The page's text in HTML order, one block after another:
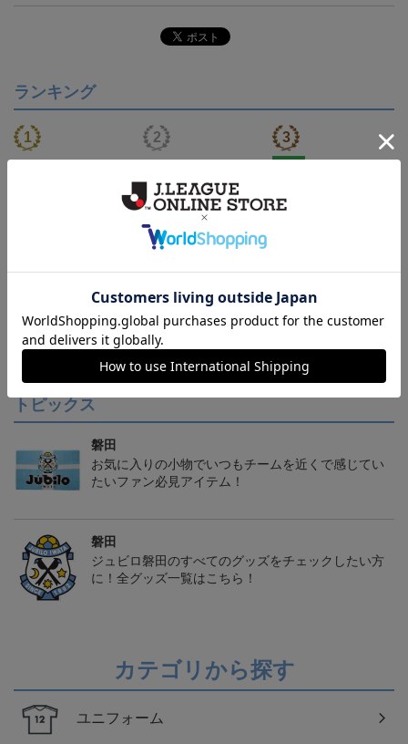
ランキング
フォーム オーセンティッ
クモデル:FP1st
21,450円～25,950円
会員特典
ス タオルマフラー
2,500円
ウ タオルマフラー
2,500円
トピックス
磐田
お気に入りの小物でいつもチームを近くで感じてい
たいファン必見アイテム！
磐田
ジュビロ磐田のすべてのグッズをチェックしたい方
に！全グッズ一覧はこちら！
カテゴリから探す
ユニフォーム